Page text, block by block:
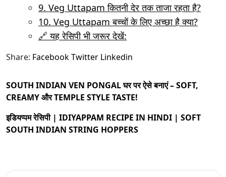
9. Veg Uttapam कितनी देर तक ताजा रहता है?
10. Veg Uttapam बच्चों के लिए अच्छा है क्या?
🔗 यह रेसिपी भी जरूर देखें:
Share: FacebookTwitter Linkedin
SOUTH INDIAN VEN PONGAL घर पर ऐसे बनाएं – SOFT,
CREAMY और TEMPLE STYLE TASTE!
इडियप्पम रेसिपी | IDIYAPPAM RECIPE IN HINDI | SOFT
SOUTH INDIAN STRING HOPPERS